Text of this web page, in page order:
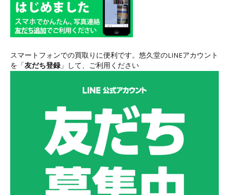
スマートフォンでの買取りに便利です。悠久堂のLINEアカウント
を「友だち登録 」して、ご利用ください